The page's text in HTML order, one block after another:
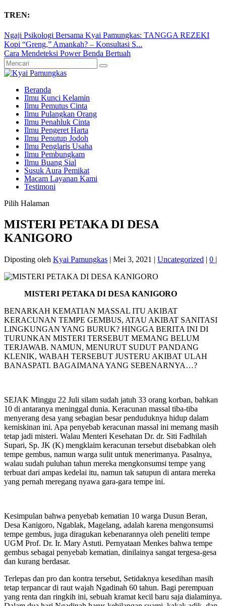
TREN:
Ngaji Psikologi Bersama Kyai Pamungkas: TANGGA REZEKI
Kopi “Greng,” Amankah? – Konsultasi S...
Cara Mendeteksi Power Benda Bertuah
Beranda
Ilmu Kunci Kelamin
Ilmu Pemutus Cinta
Ilmu Pulangkan Orang
Ilmu Penahluk Cinta
Ilmu Pengeret Harta
Ilmu Penutup Jodoh
Ilmu Penglaris Usaha
Ilmu Pembungkam
Ilmu Buang Sial
Susuk Aura Pemikat
Macam Layanan Kami
Testimoni
Pilih Halaman
MISTERI PETAKA DI DESA
KANIGORO
Diposting oleh Kyai Pamungkas | Mei 3, 2021 | Uncategorized | 0 |
MISTERI PETAKA DI DESA KANIGORO
BENARKAH KEMATIAN MASSAL ITU AKIBAT
KERACUNAN TEMPE GEMBUS, ATAU AKIBAT SANITASI
LINGKUNGAN YANG BURUK? HINGGA BERITA INI DI
TURUNKAN MISTERI TERSEBUT MEMANG BELUM
TERJAWAB. NAMUN, MENURUT SUDUT PANDANG
KLENIK, WABAH TERSEBUT JUSTERU AKIBAT ULAH
BANASPATI. BAGAIMANA YANG SEBENARNYA…?
SEJAK Minggu 22 Juli silam sudah jatuh 33 orang korban, bahkan
10 di antaranya meninggal dunia. Keracunan massal tiba-tiba
menyerang desa yang sebagian besar penduduknya hidup dalam
kemiskinan ini. Apa penyebab keracunan massal ini memang masih
tetap jadi misteri. Walau Menteri Kesehatan Dr. dr. Siti Fadhilah
Supari, Sp. JK (K) mengklaim keracunan tersebut disebabkan oleh
tempe gembus, namun warga sulit untuk menerimanya. Pasalnya,
walau sudah puluhan tahun mereka mengkonsumsi tempe yang
terbuat dari ampas kedelai itu, namun tak satupun di antara mereka
yang pernah meregang nyawa gara-gara tempe ini.
Kesimpulan bahwa penyebab kematian 10 warga Dusun Beran,
Desa Kanigoro, Ngablak, Magelang, adalah karena mengonsumsi
tempe gembus, juga diragukan kebenarannya oleh peneliti tempe
UGM Prof. Dr. Ir. Mary Astuti. Pernyataan Menkes bahwa tempe
gembus sebagai penyebab kematian, dinilainya sangat tergesa-gesa
dan kurang berdasar.
Terlepas dan pro dan kontra tersebut, Setidaknya kesedihan masih
tetap terpancar di raut wajah Ngadinah 60 tahun. Bagi perempuan
yang renta dan ringkih ini, sebuah kramat kecil baru saja dialaminya.